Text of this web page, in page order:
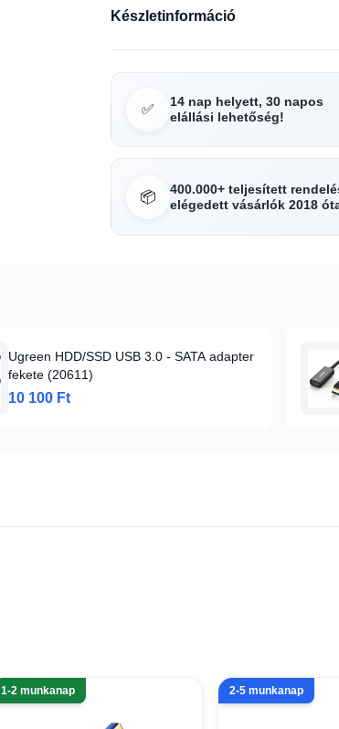
Készletinformáció
✅
14 nap helyett, 30 napos
elállási lehetőség!
📦
400.000+ teljesített
elégedett vásárlók 2018
Ugreen HDD/SSD USB 3.0 - SATA adapter
fekete (20611)
10 100 Ft
1-2 munkanap 2-5 munkanap